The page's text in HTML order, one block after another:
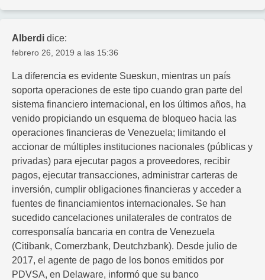
Alberdi dice:
febrero 26, 2019 a las 15:36
La diferencia es evidente Sueskun, mientras un país
soporta operaciones de este tipo cuando gran parte del
sistema financiero internacional, en los últimos años, ha
venido propiciando un esquema de bloqueo hacia las
operaciones financieras de Venezuela; limitando el
accionar de múltiples instituciones nacionales (públicas y
privadas) para ejecutar pagos a proveedores, recibir
pagos, ejecutar transacciones, administrar carteras de
inversión, cumplir obligaciones financieras y acceder a
fuentes de financiamientos internacionales. Se han
sucedido cancelaciones unilaterales de contratos de
corresponsalía bancaria en contra de Venezuela
(Citibank, Comerzbank, Deutchzbank). Desde julio de
2017, el agente de pago de los bonos emitidos por
PDVSA, en Delaware, informó que su banco